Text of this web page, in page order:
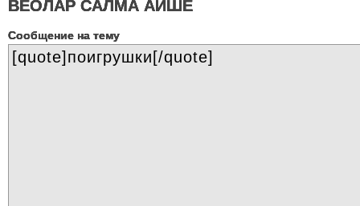
ВЕОЛАР САЛМА АЙШЕ
Cообщение на тему